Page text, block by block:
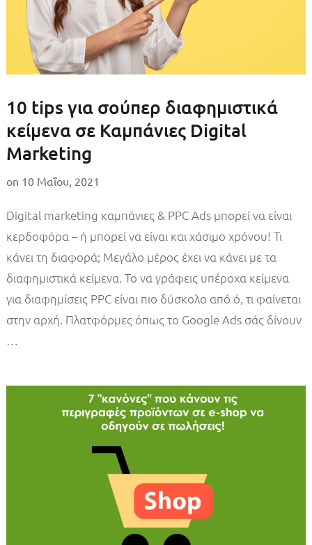
10 tips για σούπερ διαφημιστικά
κείμενα σε Καμπάνιες Digital
Marketing
on 10 Μαΐου, 2021
Digital marketing καμπάνιες & PPC Ads μπορεί να είναι
κερδοφόρα – ή μπορεί να είναι και χάσιμο χρόνου! Τι
κάνει τη διαφορά; Μεγάλο μέρος έχει να κάνει με τα
διαφημιστικά κείμενα. Το να γράφεις υπέροχα κείμενα
για διαφημίσεις PPC είναι πιο δύσκολο από ό, τι φαίνεται
στην αρχή. Πλατφόρμες όπως το Google Ads σάς δίνουν
…